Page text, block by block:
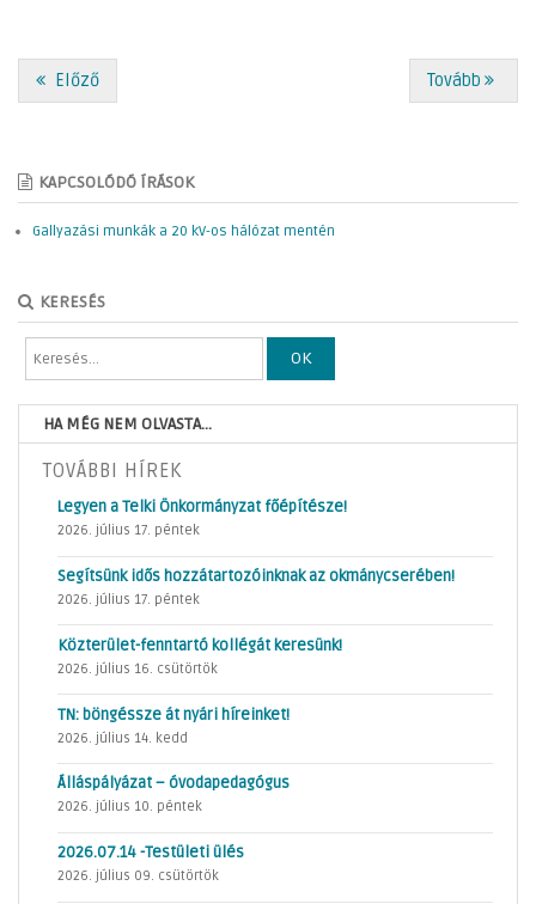
Előző Tovább
KAPCSOLÓDÓ ÍRÁSOK
Gallyazási munkák a 20 kV-os hálózat mentén
KERESÉS
OK
HA MÉG NEM OLVASTA...
TOVÁBBI HÍREK
Legyen a Telki Önkormányzat főépítésze!
2026. július 17. péntek
Segítsünk idős hozzátartozóinknak az okmánycserében!
2026. július 17. péntek
Közterület-fenntartó kollégát keresünk!
2026. július 16. csütörtök
TN: böngéssze át nyári híreinket!
2026. július 14. kedd
Álláspályázat – óvodapedagógus
2026. július 10. péntek
2026.07.14 -Testületi ülés
2026. július 09. csütörtök